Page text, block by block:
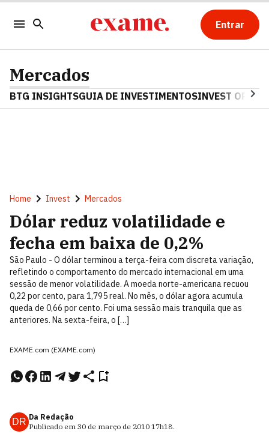
Entrar
Mercados
BTG INSIGHTSGUIA DE INVESTIMENTOSINVEST OPINA
Home Invest Mercados
Dólar reduz volatilidade e
fecha em baixa de 0,2%
São Paulo - O dólar terminou a terça-feira com discreta variação,
refletindo o comportamento do mercado internacional em uma
sessão de menor volatilidade. A moeda norte-americana recuou
0,22 por cento, para 1,795 real. No mês, o dólar agora acumula
queda de 0,66 por cento. Foi uma sessão mais tranquila que as
anteriores. Na sexta-feira, o […]
EXAME.com (EXAME.com)
DR Da Redação
Publicado em 30 de março de 2010 17h18.